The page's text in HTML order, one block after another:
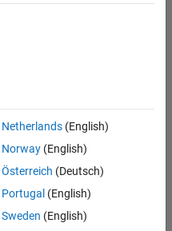
Netherlands(English)
Norway(English)
Österreich (Deutsch)
Portugal (English)
Sweden (English)